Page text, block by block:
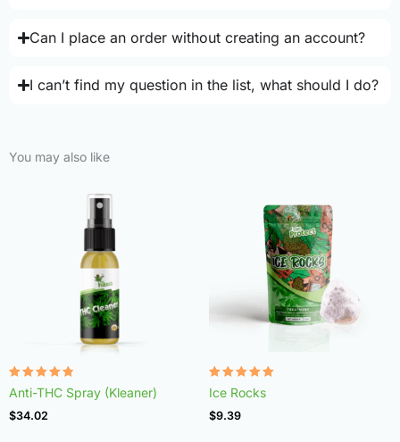
Can I place an order without creating an account?
I can’t find my question in the list, what should I do?
You may also like
Rated
4.75
out of 5
Anti-THC Spray (Kleaner)
$34.02
Rated
4.98
out of 5
Ice Rocks
$9.39